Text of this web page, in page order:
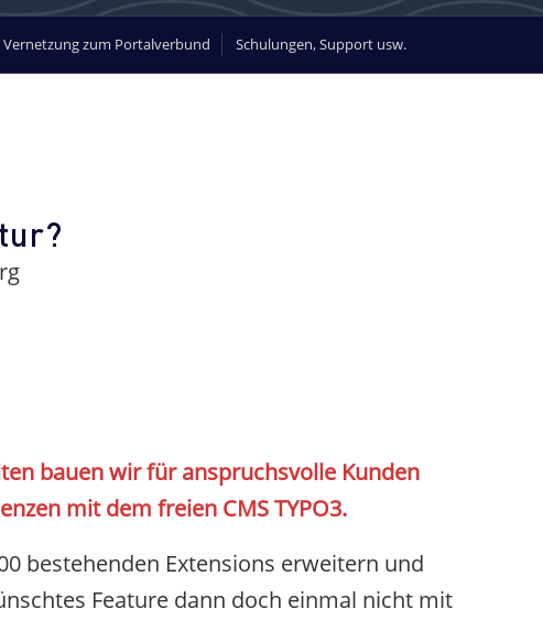
Vernetzung zum Portalverbund Schulungen, Support usw.
bauen wir für anspruchsvolle Kunden
mit dem freien CMS TYPO3.
bestehenden Extensions erweitern und
Feature dann doch einmal nicht mit